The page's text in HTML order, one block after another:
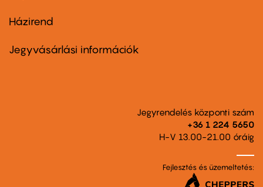
Footer
second
Házirend
Jegyvásárlási információk
Jegyrendelés központi szám
+36 1 224 5650
H-V 13.00-21.00 óráig
Fejlesztés és üzemeltetés: